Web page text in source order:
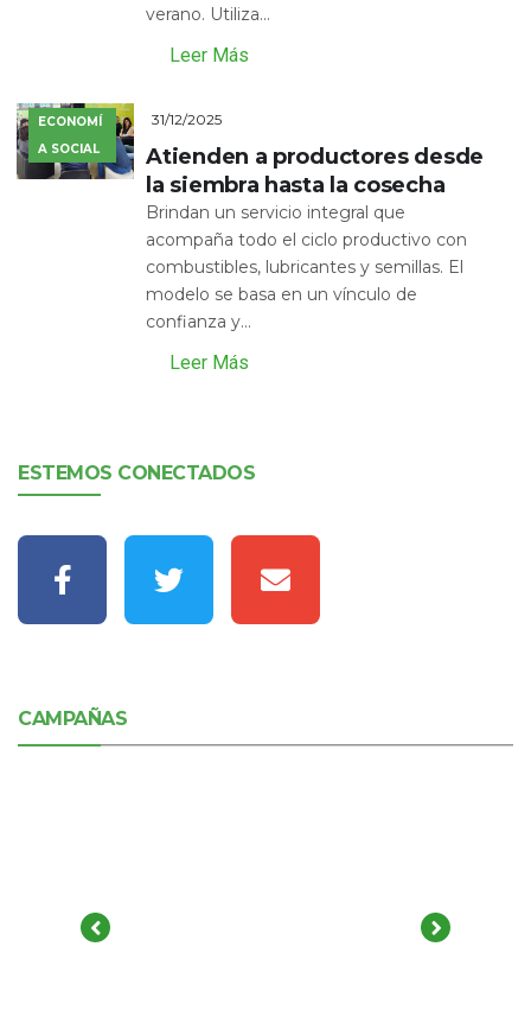
verano. Utiliza...
Leer Más
ECONOMÍ
A SOCIAL
31/12/2025
Atienden a productores desde
la siembra hasta la cosecha
Brindan un servicio integral que
acompaña todo el ciclo productivo con
combustibles, lubricantes y semillas. El
modelo se basa en un vínculo de
confianza y...
Leer Más
ESTEMOS CONECTADOS
CAMPAÑAS